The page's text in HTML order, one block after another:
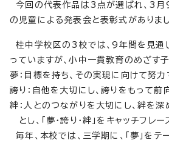
今回の代表作品は3点が選ばれ、3月9
の児童による発表会と表彰式がありまし
桂中学校区の3校では、9年間を見通
っていますが、小中一貫教育のめざす子
夢：目標を持ち、その実現に向けて努力
誇り：自他を大切にし、誇りをもって前
絆：人とのつながりを大切にし、絆を深
とし、「夢・誇り・絆」をキャッチフレー
毎年、本校では、三学期に、「夢」を